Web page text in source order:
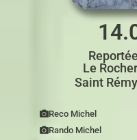
Le
Saint
Reco Michel
Rando Michel